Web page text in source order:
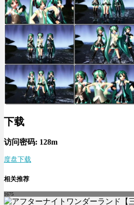
下载
访问密码: 128m
度盘下载
相关推荐
1675